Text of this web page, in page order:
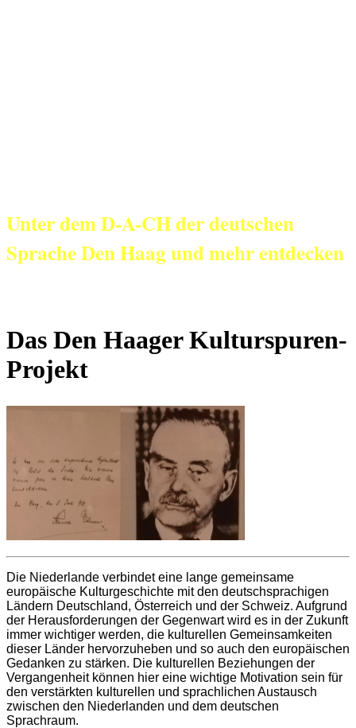
Unter dem D-A-CH der deutschen
Sprache Den Haag und mehr entdecken
Das Den Haager Kulturspuren-
Projekt
Die Niederlande verbindet eine lange gemeinsame
europäische Kulturgeschichte mit den deutschsprachigen
Ländern Deutschland, Österreich und der Schweiz. Aufgrund
der Herausforderungen der Gegenwart wird es in der Zukunft
immer wichtiger werden, die kulturellen Gemeinsamkeiten
dieser Länder hervorzuheben und so auch den europäischen
Gedanken zu stärken. Die kulturellen Beziehungen der
Vergangenheit können hier eine wichtige Motivation sein für
den verstärkten kulturellen und sprachlichen Austausch
zwischen den Niederlanden und dem deutschen
Sprachraum.